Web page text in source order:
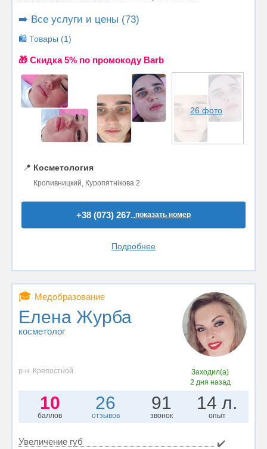
➡️ Все услуги и цены (73)
🛍️ Товары (1)
🎁 Cкидка 5% по промокоду Barb
26 фото
📍 Косметология
Кропивницкий, Куропятнікова 2
+38 (073) 267..показать номер
Подробнее
🎓 Медобразование
Елена Журба
косметолог
р-н. Крепостной
Заходил(а)
2 дня назад
10
баллов
26
отзывов
91
звонок
14 л.
опыт
Увеличение губ
✔️